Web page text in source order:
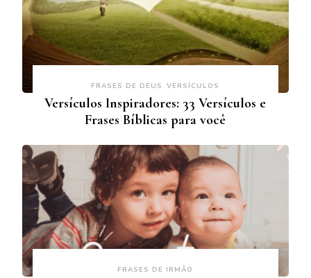
FRASES DE DEUS VERSÍCULOS
Versículos Inspiradores: 33 Versículos e
Frases Bíblicas para você
FRASES DE IRMÃO